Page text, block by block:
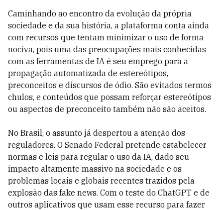
Caminhando ao encontro da evolução da própria
sociedade e da sua história, a plataforma conta ainda
com recursos que tentam minimizar o uso de forma
nociva, pois uma das preocupações mais conhecidas
com as ferramentas de IA é seu emprego para a
propagação automatizada de estereótipos,
preconceitos e discursos de ódio. São evitados termos
chulos, e conteúdos que possam reforçar estereótipos
ou aspectos de preconceito também não são aceitos.
No Brasil, o assunto já despertou a atenção dos
reguladores. O Senado Federal pretende estabelecer
normas e leis para regular o uso da IA, dado seu
impacto altamente massivo na sociedade e os
problemas locais e globais recentes trazidos pela
explosão das fake news. Com o teste do ChatGPT e de
outros aplicativos que usam esse recurso para fazer